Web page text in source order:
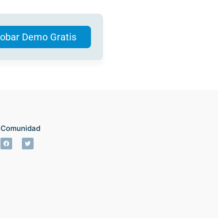
Demo Gratis
Comunidad